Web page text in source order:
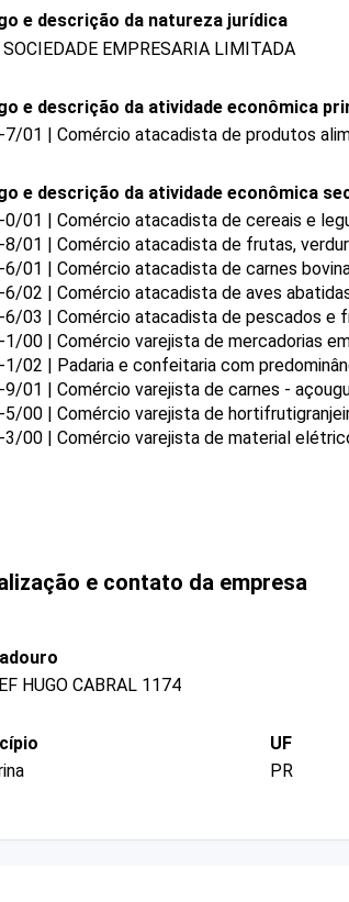
e descrição da natureza jurídica
EMPRESARIA LIMITADA
e descrição da atividade econômica
7/01 | Comércio atacadista de produtos
e descrição da atividade econômica
0/01 | Comércio atacadista de cereais e
8/01 | Comércio atacadista de frutas,
6/01 | Comércio atacadista de carnes
6/02 | Comércio atacadista de aves
6/03 | Comércio atacadista de pescados e
1/00 | Comércio varejista de mercadorias
1/02 | Padaria e confeitaria com
9/01 | Comércio varejista de carnes -
5/00 | Comércio varejista de
3/00 | Comércio varejista de material
e contato da empresa
HUGO CABRAL 1174
UF
PR